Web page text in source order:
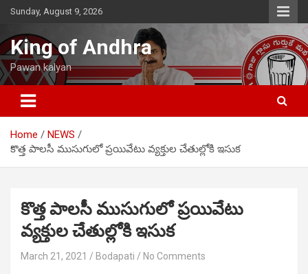
Skip
content
Sunday, August 9, 2026
King of Andhra
Pawan kalyan
Home
NEWS
కొత్త పాలసీ ముసుగులో ప్రయివేటు వ్యక్తుల చేతుల్లోకి ఇసుక
కొత్త పాలసీ ముసుగులో ప్రయివేటు
వ్యక్తుల చేతుల్లోకి ఇసుక
March 21, 2021 Bodapati No Comments